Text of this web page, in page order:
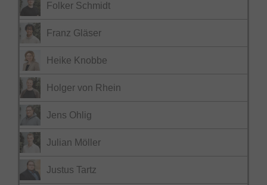
Folker Schmidt
Franz Gläser
Heike Knobbe
Holger von Rhein
Jens Ohlig
Julian Möller
Justus Tartz